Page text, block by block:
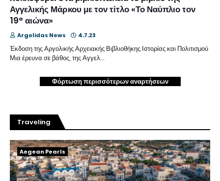
Αγγελικής Μάρκου με τον τίτλο «Το Ναύπλιο τον
19° αιώνα»
Argolidas News 4.7.23
Έκδοση της Αργολικής Αρχειακής Βιβλιοθήκης Ιστορίας και Πολιτισμού
Μια έρευνα σε βάθος, της Αγγελ…
Φόρτωση περισσότερων αναρτήσεων
Traveling
Aegean Pearls